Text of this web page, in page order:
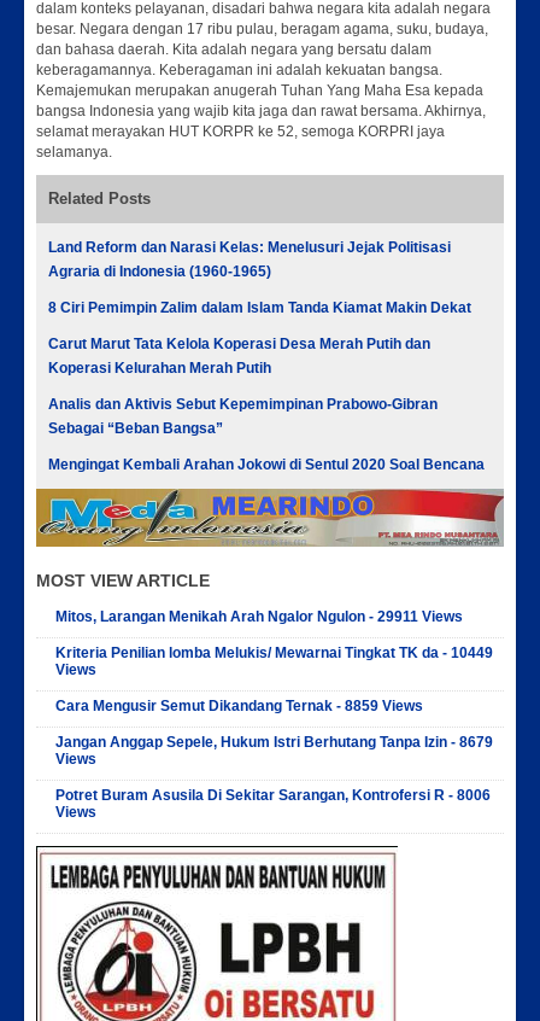
dalam konteks pelayanan, disadari bahwa negara kita adalah negara
besar. Negara dengan 17 ribu pulau, beragam agama, suku, budaya,
dan bahasa daerah. Kita adalah negara yang bersatu dalam
keberagamannya. Keberagaman ini adalah kekuatan bangsa.
Kemajemukan merupakan anugerah Tuhan Yang Maha Esa kepada
bangsa Indonesia yang wajib kita jaga dan rawat bersama. Akhirnya,
selamat merayakan HUT KORPR ke 52, semoga KORPRI jaya
selamanya.
Related Posts
Land Reform dan Narasi Kelas: Menelusuri Jejak Politisasi
Agraria di Indonesia (1960-1965)
8 Ciri Pemimpin Zalim dalam Islam Tanda Kiamat Makin Dekat
Carut Marut Tata Kelola Koperasi Desa Merah Putih dan
Koperasi Kelurahan Merah Putih
Analis dan Aktivis Sebut Kepemimpinan Prabowo-Gibran
Sebagai “Beban Bangsa”
Mengingat Kembali Arahan Jokowi di Sentul 2020 Soal Bencana
MOST VIEW ARTICLE
Mitos, Larangan Menikah Arah Ngalor Ngulon - 29911 Views
Kriteria Penilian lomba Melukis/ Mewarnai Tingkat TK da - 10449
Views
Cara Mengusir Semut Dikandang Ternak - 8859 Views
Jangan Anggap Sepele, Hukum Istri Berhutang Tanpa Izin - 8679
Views
Potret Buram Asusila Di Sekitar Sarangan, Kontrofersi R - 8006
Views